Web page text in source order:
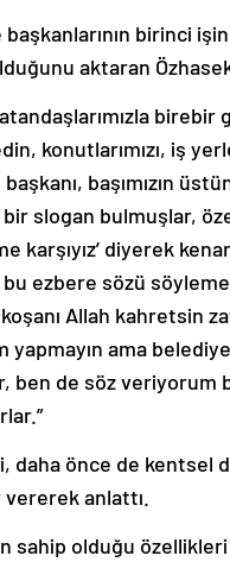
birinci
aktaran
birebir
konutlarımızı, iş
başımızın
slogan bulmuşlar,
karşıyız’ diyerek
bu ezbere sözü
Allah kahretsin
yapmayın ama
ben de söz veriyorum
daha önce de kentsel
anlattı.
sahip olduğu